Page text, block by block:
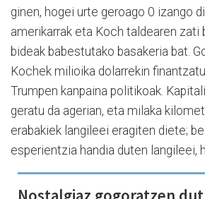
ginen, hogei urte geroago 0 izango
amerikarrak eta Koch taldearen zati
bideak babestutako basakeria bat.
Kochek milioika dolarrekin
Trumpen kanpaina politikoak.
geratu da agerian, eta milaka
erabakiek langileei eragiten diete;
esperientzia handia duten langileei,